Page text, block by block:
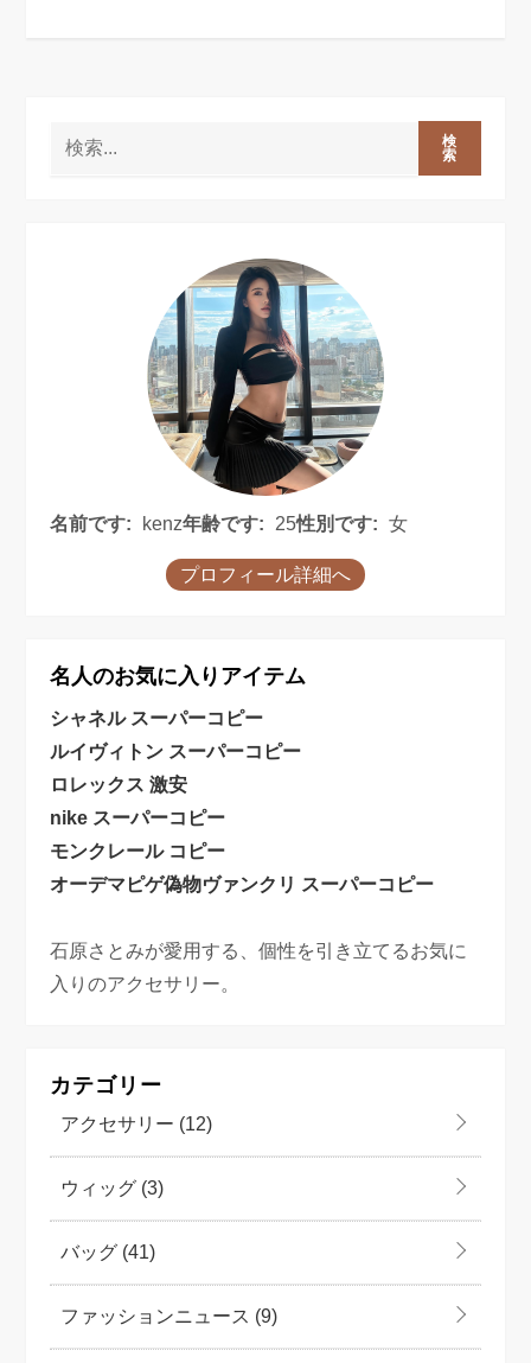
検
索
名前です: kenz年齢です: 25性別です: 女
プロフィール詳細へ
名人のお気に入りアイテム
シャネル スーパーコピー
ルイヴィトン スーパーコピー
ロレックス 激安
nike スーパーコピー
モンクレール コピー
オーデマピゲ偽物ヴァンクリ スーパーコピー
石原さとみが愛用する、個性を引き立てるお気に
入りのアクセサリー。
カテゴリー
アクセサリー (12)
ウィッグ (3)
バッグ (41)
ファッションニュース (9)